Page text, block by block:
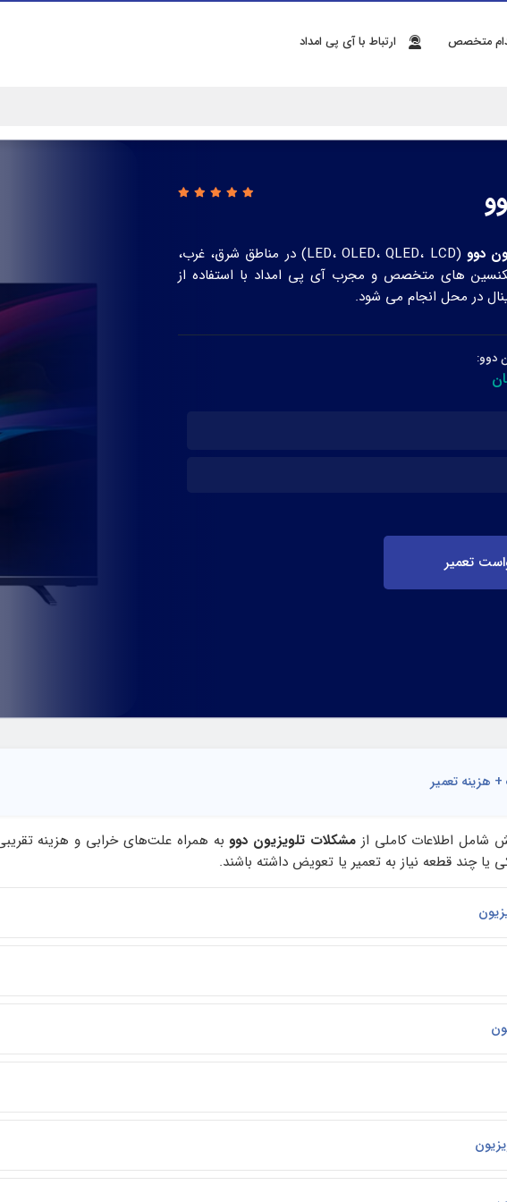
متخصص ارتباط با آی پی امداد
دوو
(LED، OLED، QLED، LCD) در مناطق شرق، غرب،
های متخصص و مجرب آی پی امداد با استفاده از
دوو:
تعمیر
هزینه تعمیر
شامل اطلاعات کاملی از مشکلات تلویزیون دووبه همراه علت‌های خرابی و هزینه
چند قطعه نیاز به تعمیر یا تعویض داشته باشند.